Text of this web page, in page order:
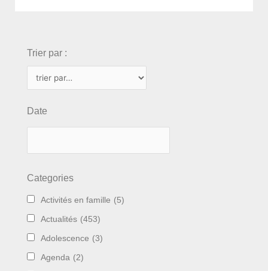
Trier par :
Date
Categories
Activités en famille (5)
Actualités (453)
Adolescence (3)
Agenda (2)